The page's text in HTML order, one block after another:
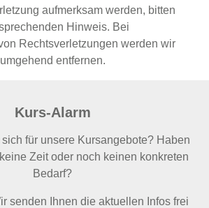
aufmerksam werden, bitten
Hinweis. Bei
Rechtsverletzungen werden wir
entfernen.
Kurs-Alarm
für unsere Kursangebote? Haben
Zeit oder noch keinen konkreten
Bedarf?
senden Ihnen die aktuellen Infos frei